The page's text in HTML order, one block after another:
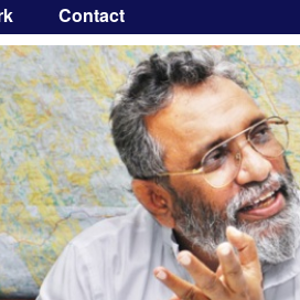
Contact